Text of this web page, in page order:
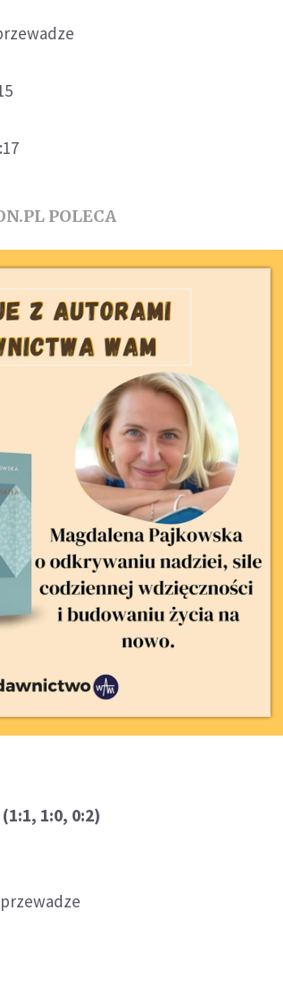
POLECA
1:0, 0:2)